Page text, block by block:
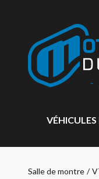
VÉHICULES
Salle de montre /